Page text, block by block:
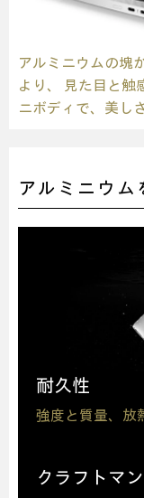
アルミニウムの塊
より、
見た目と触
ニボディで、 美し
アルミニウム
耐久性
強度と質量、放
クラフトマ